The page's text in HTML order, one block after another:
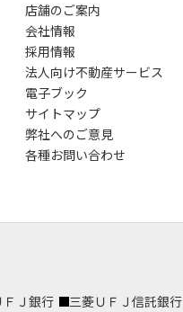
店舗のご案内
会社情報
採用情報
法人向け不動産サービス
電子ブック
サイトマップ
弊社へのご意見
各種お問い合わせ
Ｊ銀行 三菱ＵＦＪ信託銀行